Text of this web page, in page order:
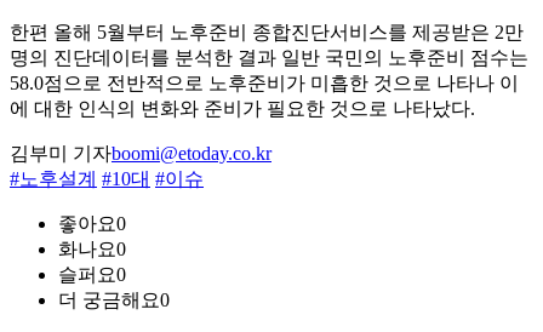
한편 올해 5월부터 노후준비 종합진단서비스를 제공받은 2만
명의 진단데이터를 분석한 결과 일반 국민의 노후준비 점수는
58.0점으로 전반적으로 노후준비가 미흡한 것으로 나타나 이
에 대한 인식의 변화와 준비가 필요한 것으로 나타났다.
김부미 기자boomi@etoday.co.kr
#노후설계 #10대 #이슈
좋아요0
화나요0
슬퍼요0
더 궁금해요0